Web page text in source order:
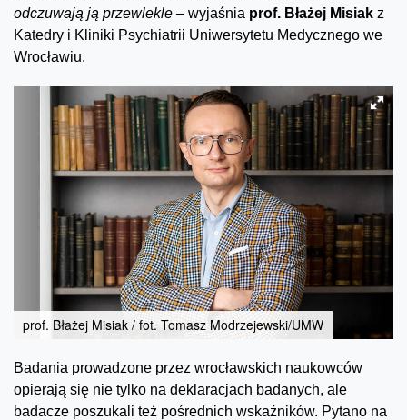
odczuwają ją przewlekle – wyjaśnia prof. Błażej Misiak z
Katedry i Kliniki Psychiatrii Uniwersytetu Medycznego we
Wrocławiu.
prof. Błażej Misiak / fot. Tomasz Modrzejewski/UMW
Badania prowadzone przez wrocławskich naukowców
opierają się nie tylko na deklaracjach badanych, ale
badacze poszukali też pośrednich wskaźników. Pytano na